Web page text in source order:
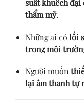
suất khuếch đại
thẩm mỹ.
Những ai có lối
trong môi
Người muốn
lại âm thanh tự